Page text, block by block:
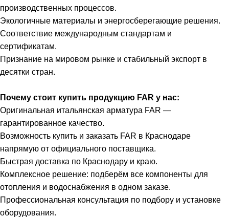
производственных процессов.
Экологичные материалы и энергосберегающие решения.
Соответствие международным стандартам и
сертификатам.
Признание на мировом рынке и стабильный экспорт в
десятки стран.
Почему стоит купить продукцию FAR у нас:
Оригинальная итальянская арматура FAR —
гарантированное качество.
Возможность купить и заказать FAR в Краснодаре
напрямую от официального поставщика.
Быстрая доставка по Краснодару и краю.
Комплексное решение: подберём все компоненты для
отопления и водоснабжения в одном заказе.
Профессиональная консультация по подбору и установке
оборудования.